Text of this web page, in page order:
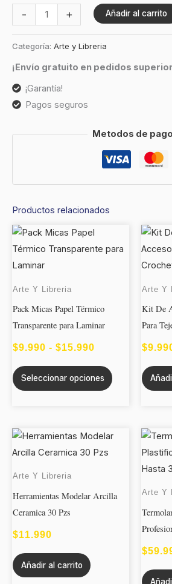
- + Añadir al carrito
Categoría: Arte y Libreria
¡Envío gratuito en pedidos
¡Garantía!
Pagos seguros
Metodos de
Productos relacionados
Arte Y Libreria
Pack Micas Papel Térmico
Transparente para Laminar
$9.990 - $15.990
DE
$9.990
HASTA
Seleccionar opciones
producto
opciones
elegir
Arte Y
Kit De
Para
$
Arte Y Libreria
Herramientas Modelar Arcilla
Ceramica 30 Pzs
$11.990
Añadir al carrito
Arte Y
$